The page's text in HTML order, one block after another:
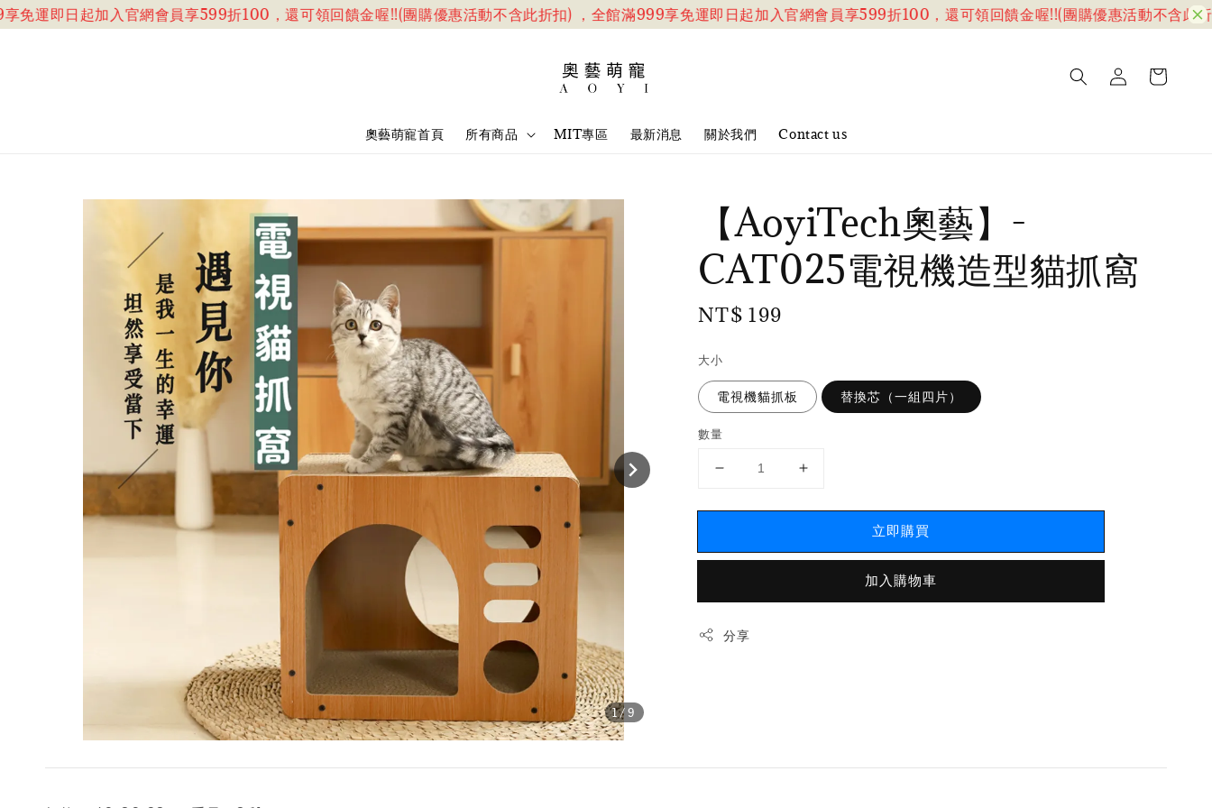
運即日起加入官網會員享599折100，還可領回饋金喔!!(團購優惠活動不含此折扣) ，全館滿999享免運即日起加入官網會員享599折100，還可領回饋金喔!!(團購優惠活動不含此折扣
奧藝萌寵首頁 所有商品 MIT專區 最新消息 關於我們 Contact us
1/9
【AoyiTech奧藝】-
CAT025電視機造型貓抓窩
Regular
NT$ 199
大小
電視機貓抓板 替換芯（一組四片）
數量
立即購買
加入購物車
分享